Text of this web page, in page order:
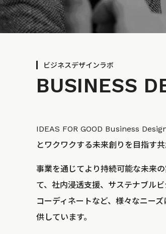
ビジネスデザインラボ
BUSINESS
IDEAS FOR GOOD Business
とワクワクする未来創りを目指す共
事業を通じてより持続可能な未来
て、社内浸透支援、サステナブル
コーディネートなど、様々なニー
供しています。